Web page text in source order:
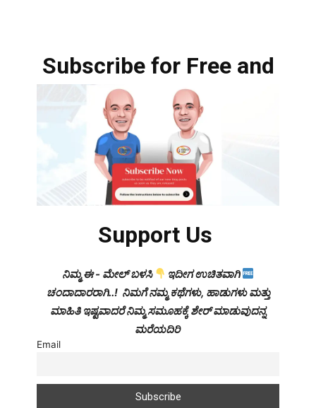
Subscribe for Free and
Support Us
ನಿಮ್ಮ ಈ - ಮೇಲ್ ಬಳಸಿ
ಇದೀಗ ಉಚಿತವಾಗಿ
ಚಂದಾದಾರರಾಗಿ..! ನಿಮಗೆ ನಮ್ಮ ಕಥೆಗಳು, ಹಾಡುಗಳು ಮತ್ತು
ಮಾಹಿತಿ ಇಷ್ಟವಾದರೆ ನಿಮ್ಮ ಸಮೂಹಕ್ಕೆ ಶೇರ್ ಮಾಡುವುದನ್ನ
ಮರೆಯದಿರಿ
Email